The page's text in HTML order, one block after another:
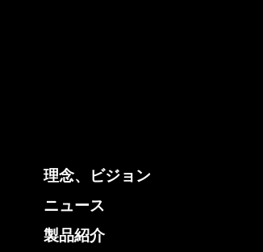
理念、ビジョン
ニュース
製品紹介